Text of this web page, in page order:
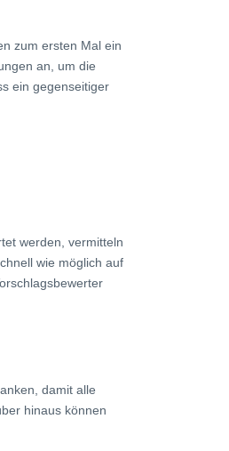
zum ersten Mal ein
an, um die
ein gegenseitiger
werden, vermitteln
wie möglich auf
damit alle
hinaus können